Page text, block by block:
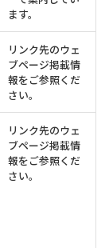
ます。
リンク先のウェ
ブページ掲載情
報をご参照くだ
さい。
リンク先のウェ
ブページ掲載情
報をご参照くだ
さい。